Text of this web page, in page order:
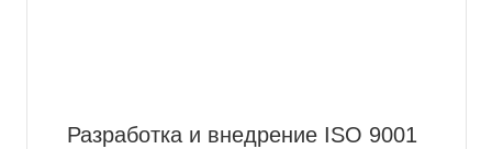
Разработка и внедрение ISO 9001